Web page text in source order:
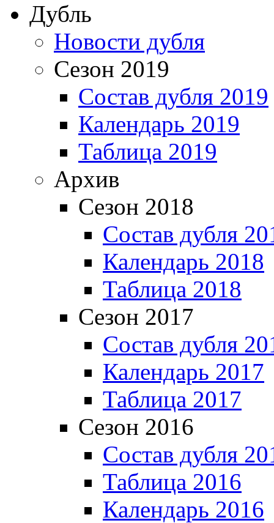
Дубль
Новости дубля
Сезон 2019
Состав дубля 2019
Календарь 2019
Таблица 2019
Архив
Сезон 2018
Состав дубля
Календарь 2018
Таблица 2018
Сезон 2017
Состав дубля
Календарь 2017
Таблица 2017
Сезон 2016
Состав дубля
Таблица 2016
Календарь 2016